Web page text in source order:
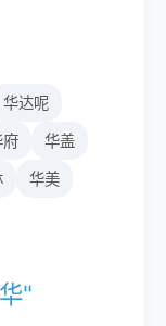
华达呢
府 华盖
华美
"